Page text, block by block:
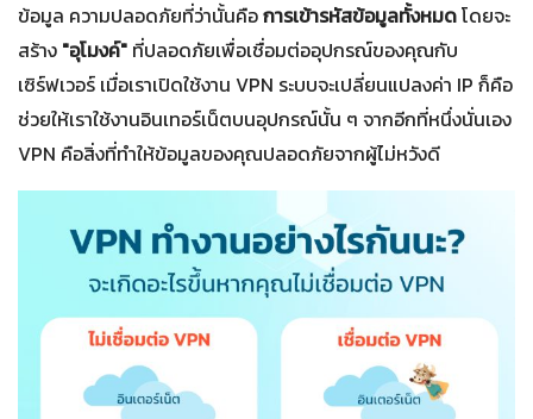
ข้อมูล ความปลอดภัยที่ว่านั้นคือการเข้ารหัสข้อมูลทั้งหมดโดยจะ
สร้าง "อุโมงค์" ที่ปลอดภัยเพื่อเชื่อมต่ออุปกรณ์ของคุณกับ
เซิร์ฟเวอร์ เมื่อเราเปิดใช้งาน VPN ระบบจะเปลี่ยนแปลงค่า IP ก็คือ
ช่วยให้เราใช้งานอินเทอร์เน็ตบนอุปกรณ์นั้น ๆ จากอีกที่หนึ่งนั่นเอง
VPN คือสิ่งที่ทำให้ข้อมูลของคุณปลอดภัยจากผู้ไม่หวังดี